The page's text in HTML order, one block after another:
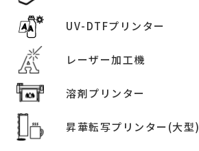
UV-DTFプリンター
レーザー加工機
溶剤プリンター
昇華転写プリンター(大型)